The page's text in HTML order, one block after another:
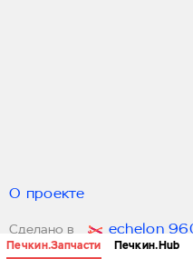
Печкин.Запчасти Печкин.Hub
О проекте
Сделано в echelon